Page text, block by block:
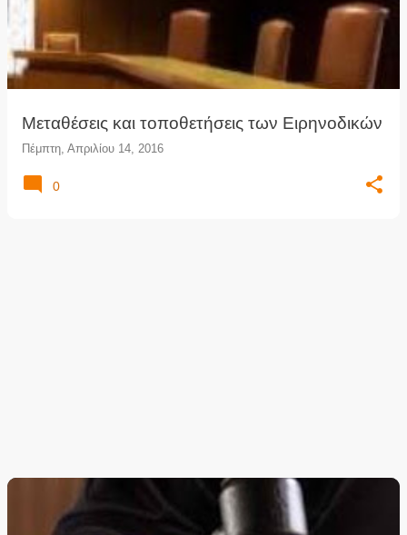
ρ
ή
σ
Μεταθέσεις και τοποθετήσεις των Ειρηνοδικών
Πέμπτη, Απριλίου 14, 2016
0